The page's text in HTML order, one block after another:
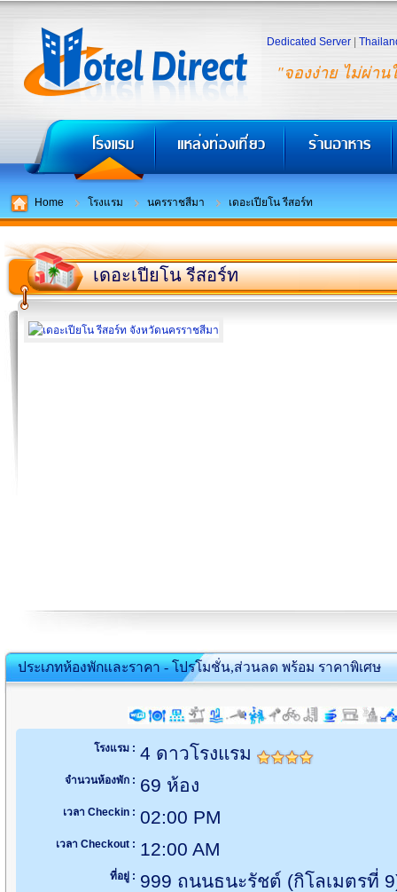
"จองง่าย ไม่ผ่าน
Dedicated Server
Home โรงแรม นครราชสีมา เดอะเปียโน รีสอร์ท
เดอะเปียโน รีสอร์ท
ประเภทห้องพักและราคา - โปรโมชั่น,ส่วนลด พร้อม ราคาพิเศษ
โรงแรม : 4 ดาวโรงแรม
จำนวนห้องพัก : 69 ห้อง
เวลา Checkin : 02:00 PM
เวลา Checkout : 12:00 AM
ที่อยู่ : 999 ถนนธนะรัชต์ (กิโลเมตรที่